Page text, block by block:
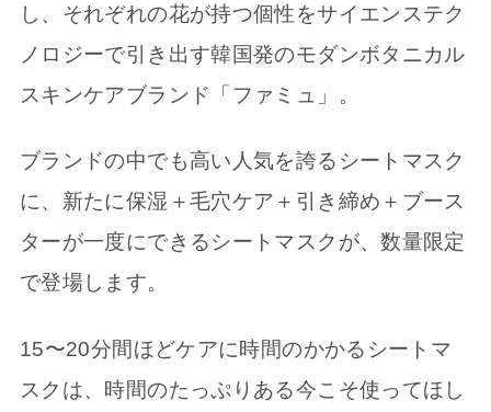
し、それぞれの花が持つ個性をサイエンステク
ノロジーで引き出す韓国発のモダンボタニカル
スキンケアブランド「ファミュ」。
ブランドの中でも高い人気を誇るシートマスク
に、新たに保湿＋毛穴ケア＋引き締め＋ブース
ターが一度にできるシートマスクが、数量限定
で登場します。
15〜20分間ほどケアに時間のかかるシートマ
スクは、時間のたっぷりある今こそ使ってほし